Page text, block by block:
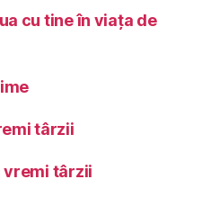
cu tine în viața de
târzii
vremi târzii